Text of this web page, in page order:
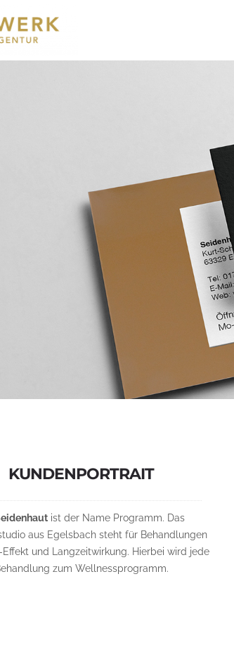
KUNDENPORTRAIT
ist der Name Programm. Das
aus Egelsbach steht für Behandlungen
und Langzeitwirkung. Hierbei wird jede
zum Wellnessprogramm.